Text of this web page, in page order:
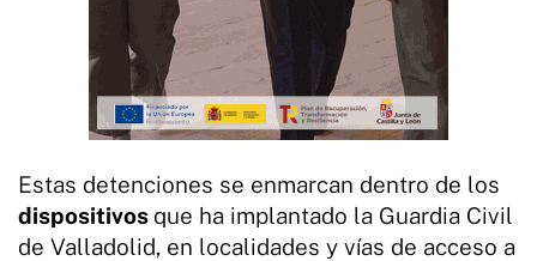
Estas detenciones se enmarcan dentro de los
dispositivos que ha implantado la Guardia Civil
de Valladolid, en localidades y vías de acceso a